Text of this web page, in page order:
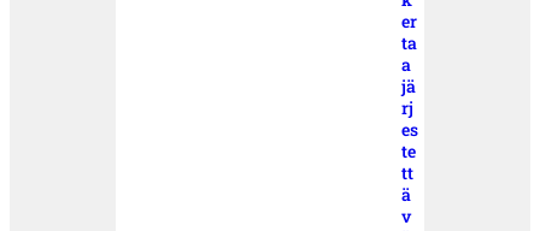
er
ta
a
jä
rj
es
te
tt
ä
v